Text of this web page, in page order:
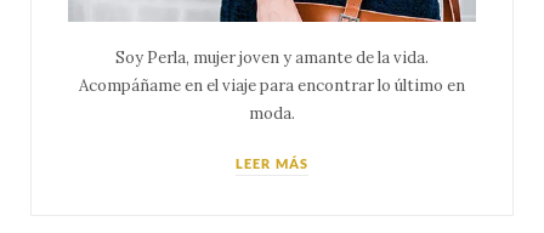
Soy Perla, mujer joven y amante de la vida.
Acompáñame en el viaje para encontrar lo último en
moda.
LEER MÁS